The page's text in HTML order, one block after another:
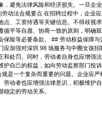
，避免法律风险和经济损失。一旦企
动法合规要点 在招聘过程中，企业
点、工资待遇等关键信息。不得歧视
循平等自愿、协商一致的原则，明确
保险等必要条款。 ## 劳动权益保障
应加强对深圳 98 场服务与中圈女孩
和处罚。同时，劳动者自身也应增强
护自己的权益，如向劳动监察部门投
是一个复杂而重要的问题。企业应
劳动者也应增强法律意识，积极维护
定的劳动关系。